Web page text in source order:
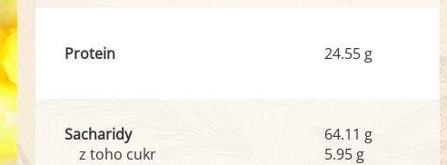
Protein 24.55 g
Sacharidy
z toho cukr
64.11 g
5.95 g